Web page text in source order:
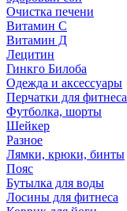
Очистка печени
Витамин С
Витамин Д
Лецитин
Гинкго Билоба
Одежда и аксессуары
Перчатки для фитнеса
Футболка, шорты
Шейкер
Разное
Лямки, крюки, бинты
Пояс
Бутылка для воды
Лосины для фитнеса